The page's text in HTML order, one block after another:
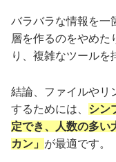
バラバラな情報を一
層を作るのをやめた
り、複雑なツールを
結論、ファイルやリ
するためには、 シン
定でき、人数の多い
カン」 が最適です。